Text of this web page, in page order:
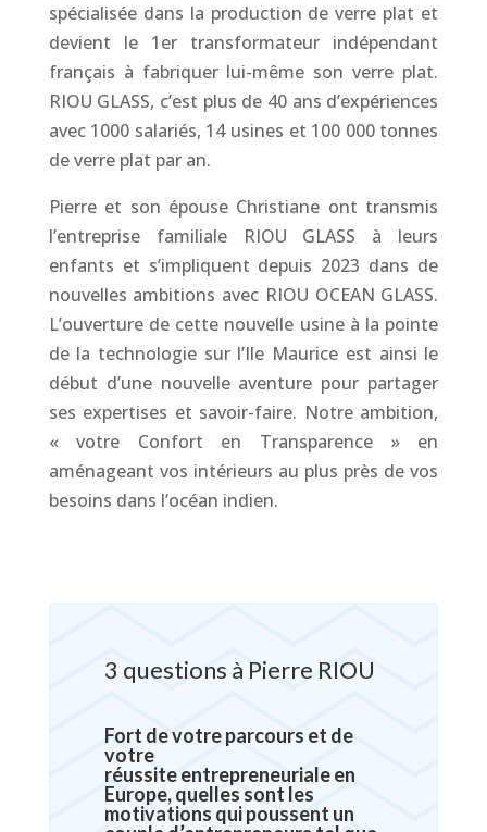
spécialisée dans la production de verre plat et
devient le 1er transformateur indépendant
français à fabriquer lui-même son verre plat.
RIOU GLASS, c’est plus de 40 ans d’expériences
avec 1000 salariés, 14 usines et 100 000 tonnes
de verre plat par an.
Pierre et son épouse Christiane ont transmis
l’entreprise familiale RIOU GLASS à leurs
enfants et s’impliquent depuis 2023 dans de
nouvelles ambitions avec RIOU OCEAN GLASS.
L’ouverture de cette nouvelle usine à la pointe
de la technologie sur l’Ile Maurice est ainsi le
début d’une nouvelle aventure pour partager
ses expertises et savoir-faire. Notre ambition,
« votre Confort en Transparence » en
aménageant vos intérieurs au plus près de vos
besoins dans l’océan indien.
3 questions à Pierre RIOU
Fort de votre parcours et de
votre
réussite entrepreneuriale en
Europe, quelles sont les
motivations qui poussent un